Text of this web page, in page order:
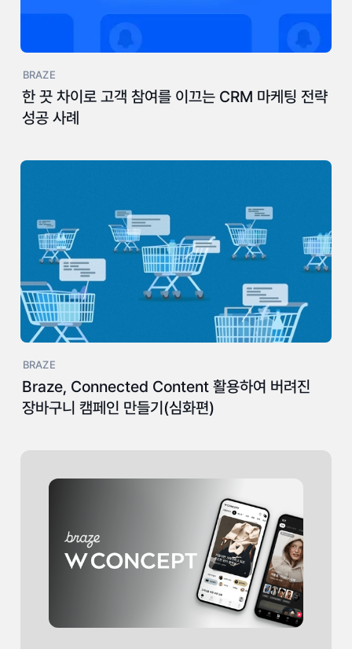
BRAZE
한 끗 차이로 고객 참여를 이끄는 CRM 마케팅 전략
성공 사례
BRAZE
Braze, Connected Content 활용하여 버려진
장바구니 캠페인 만들기(심화편)